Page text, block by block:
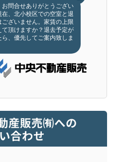
お問合せありがとうござい
在、北小校区での空室と退
ございません。家賃の上限
て頂けますか？退去予定が
、優先してご案内致しま
産販売㈲への
合わせ